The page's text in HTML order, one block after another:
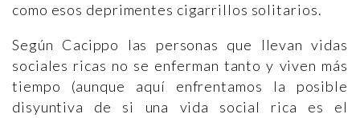
como esos deprimentes cigarrillos solitarios.
Según Cacippo las personas que llevan vidas
sociales ricas no se enferman tanto y viven más
tiempo (aunque aquí enfrentamos la posible
disyuntiva de si una vida social rica es el